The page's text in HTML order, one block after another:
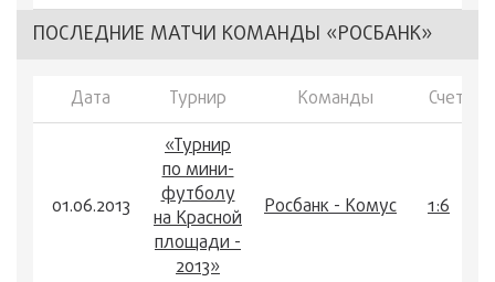
ПОСЛЕДНИЕ МАТЧИ КОМАНДЫ «РОСБАНК»
Дата Турнир Команды Счет
01.06.2013
«Турнир
по мини-
футболу
на Красной
площади -
2013»
Росбанк - Комус 1:6